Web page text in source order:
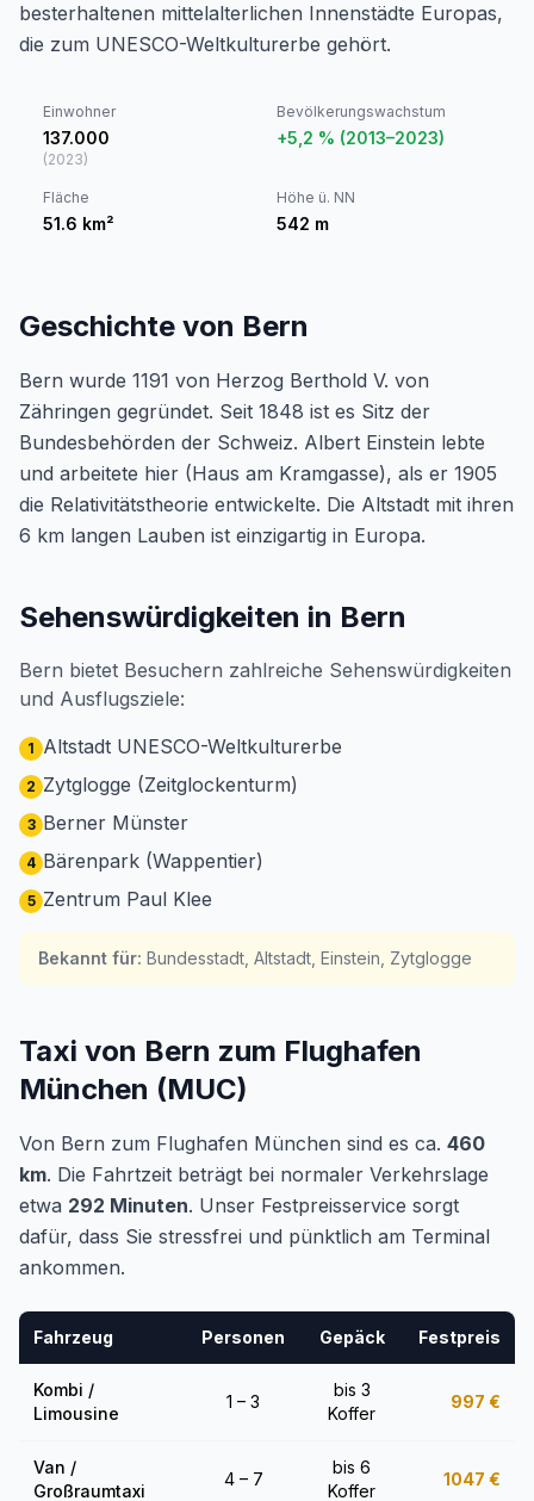
besterhaltenen mittelalterlichen Innenstädte Europas,
die zum UNESCO-Weltkulturerbe gehört.
Einwohner
137.000
(2023)
Bevölkerungswachstum
+5,2 % (2013–2023)
Fläche
51.6 km²
Höhe ü. NN
542 m
Geschichte von Bern
Bern wurde 1191 von Herzog Berthold V. von
Zähringen gegründet. Seit 1848 ist es Sitz der
Bundesbehörden der Schweiz. Albert Einstein lebte
und arbeitete hier (Haus am Kramgasse), als er 1905
die Relativitätstheorie entwickelte. Die Altstadt mit ihren
6 km langen Lauben ist einzigartig in Europa.
Sehenswürdigkeiten in Bern
Bern bietet Besuchern zahlreiche Sehenswürdigkeiten
und Ausflugsziele:
1 Altstadt UNESCO-Weltkulturerbe
2 Zytglogge (Zeitglockenturm)
3 Berner Münster
4 Bärenpark (Wappentier)
5 Zentrum Paul Klee
Bekannt für: Bundesstadt, Altstadt, Einstein, Zytglogge
Taxi von Bern zum Flughafen
München (MUC)
Von Bern zum Flughafen München sind es ca. 460
km. Die Fahrtzeit beträgt bei normaler Verkehrslage
etwa 292 Minuten. Unser Festpreisservice sorgt
dafür, dass Sie stressfrei und pünktlich am Terminal
ankommen.
Fahrzeug Personen Gepäck Festpreis
Kombi /
Limousine
1 – 3
bis 3
Koffer
997 €
Van /
Großraumtaxi
4 – 7
bis 6
Koffer
1047 €